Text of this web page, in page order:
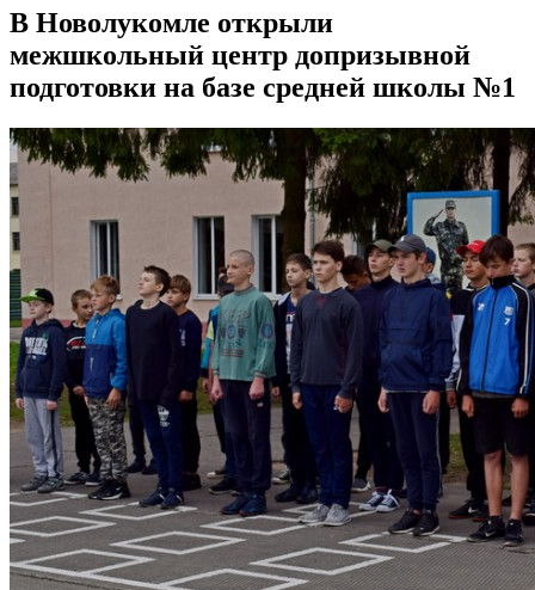
В Новолукомле открыли
межшкольный центр допризывной
подготовки на базе средней школы №1